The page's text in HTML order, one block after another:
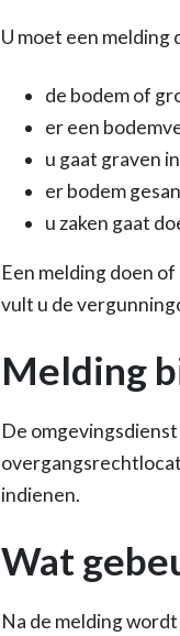
U moet een melding
de bodem of
er een
u gaat graven
er bodem
u zaken gaat
Een melding doen
vult u de
Melding
De
indienen.
Wat
Na de melding